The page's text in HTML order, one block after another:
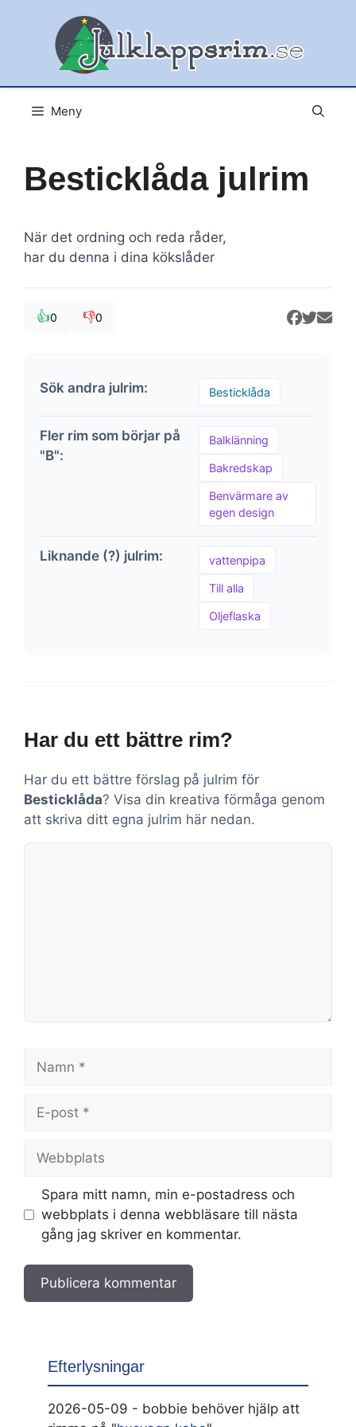
Meny
Besticklåda julrim
När det ordning och reda råder,
har du denna i dina kökslåder
👍0 👎0
Sök andra julrim: Besticklåda
Fler rim som börjar på
"B":
Balklänning
Bakredskap
Benvärmare av
egen design
Liknande (?) julrim: vattenpipa
Till alla
Oljeflaska
Har du ett bättre rim?
Har du ett bättre förslag på julrim för
Besticklåda? Visa din kreativa förmåga genom
att skriva ditt egna julrim här nedan.
Kommentar
post
Spara mitt namn, min e-postadress och
webbplats i denna webbläsare till nästa
gång jag skriver en kommentar.
Efterlysningar
2026-05-09 - bobbie behöver hjälp att